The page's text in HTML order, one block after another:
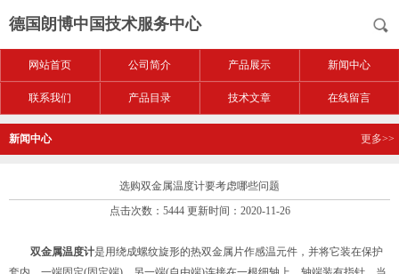
德国朗博中国技术服务中心
网站首页 公司简介 产品展示 新闻中心
联系我们 产品目录 技术文章 在线留言
新闻中心 更多>>
选购双金属温度计要考虑哪些问题
点击次数：5444 更新时间：2020-11-26
双金属温度计是用绕成螺纹旋形的热双金属片作感温元件，并将它装在保护